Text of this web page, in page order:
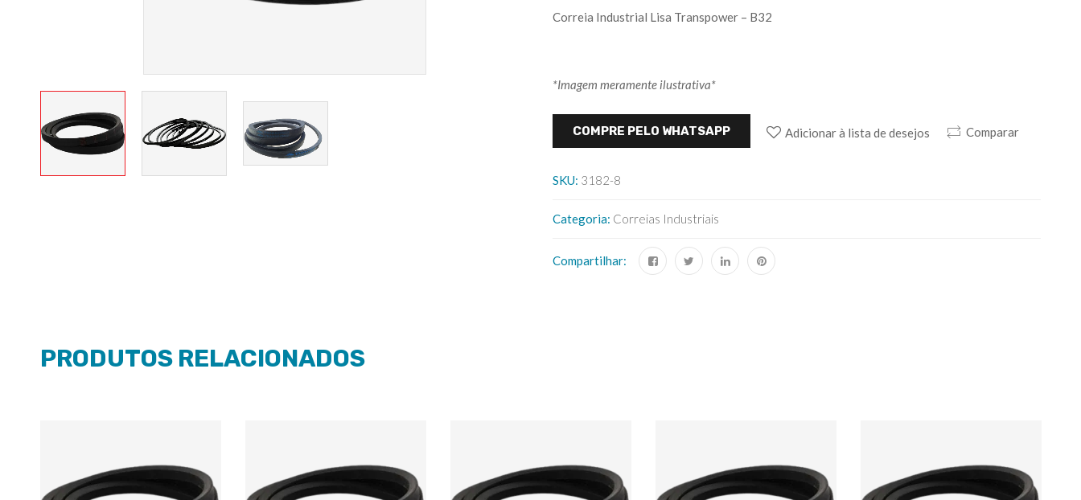
Correia Industrial Lisa Transpower – B32
*Imagem meramente ilustrativa*
COMPRE PELO WHATSAPP Adicionar à lista de desejos Comparar
SKU: 3182-8
Categoria: Correias Industriais
Compartilhar:
PRODUTOS RELACIONADOS